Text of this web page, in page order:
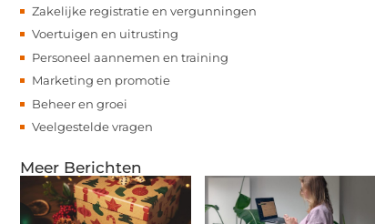
Zakelijke registratie en vergunningen
Voertuigen en uitrusting
Personeel aannemen en training
Marketing en promotie
Beheer en groei
Veelgestelde vragen
Meer Berichten